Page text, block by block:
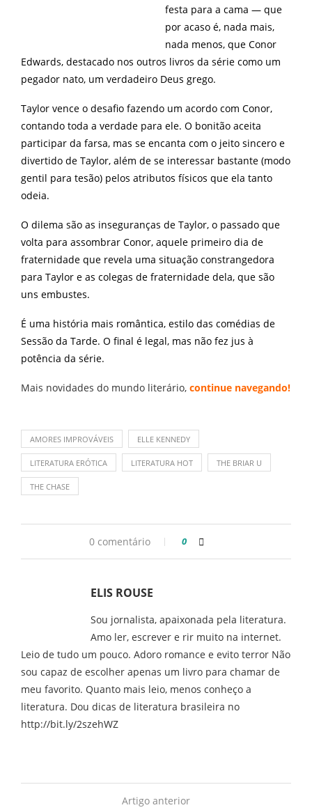
festa para a cama — que
por acaso é, nada mais,
nada menos, que Conor
Edwards, destacado nos outros livros da série como um
pegador nato, um verdadeiro Deus grego.
Taylor vence o desafio fazendo um acordo com Conor,
contando toda a verdade para ele. O bonitão aceita
participar da farsa, mas se encanta com o jeito sincero e
divertido de Taylor, além de se interessar bastante (modo
gentil para tesão) pelos atributos físicos que ela tanto
odeia.
O dilema são as inseguranças de Taylor, o passado que
volta para assombrar Conor, aquele primeiro dia de
fraternidade que revela uma situação constrangedora
para Taylor e as colegas de fraternidade dela, que são
uns embustes.
É uma história mais romântica, estilo das comédias de
Sessão da Tarde. O final é legal, mas não fez jus à
potência da série.
Mais novidades do mundo literário, continue navegando!
AMORES IMPROVÁVEIS ELLE KENNEDY
LITERATURA ERÓTICA LITERATURA HOT THE BRIAR U
THE CHASE
0 comentário 0
ELIS ROUSE
Sou jornalista, apaixonada pela literatura.
Amo ler, escrever e rir muito na internet.
Leio de tudo um pouco. Adoro romance e evito terror Não
sou capaz de escolher apenas um livro para chamar de
meu favorito. Quanto mais leio, menos conheço a
literatura. Dou dicas de literatura brasileira no
http://bit.ly/2szehWZ
Artigo anterior